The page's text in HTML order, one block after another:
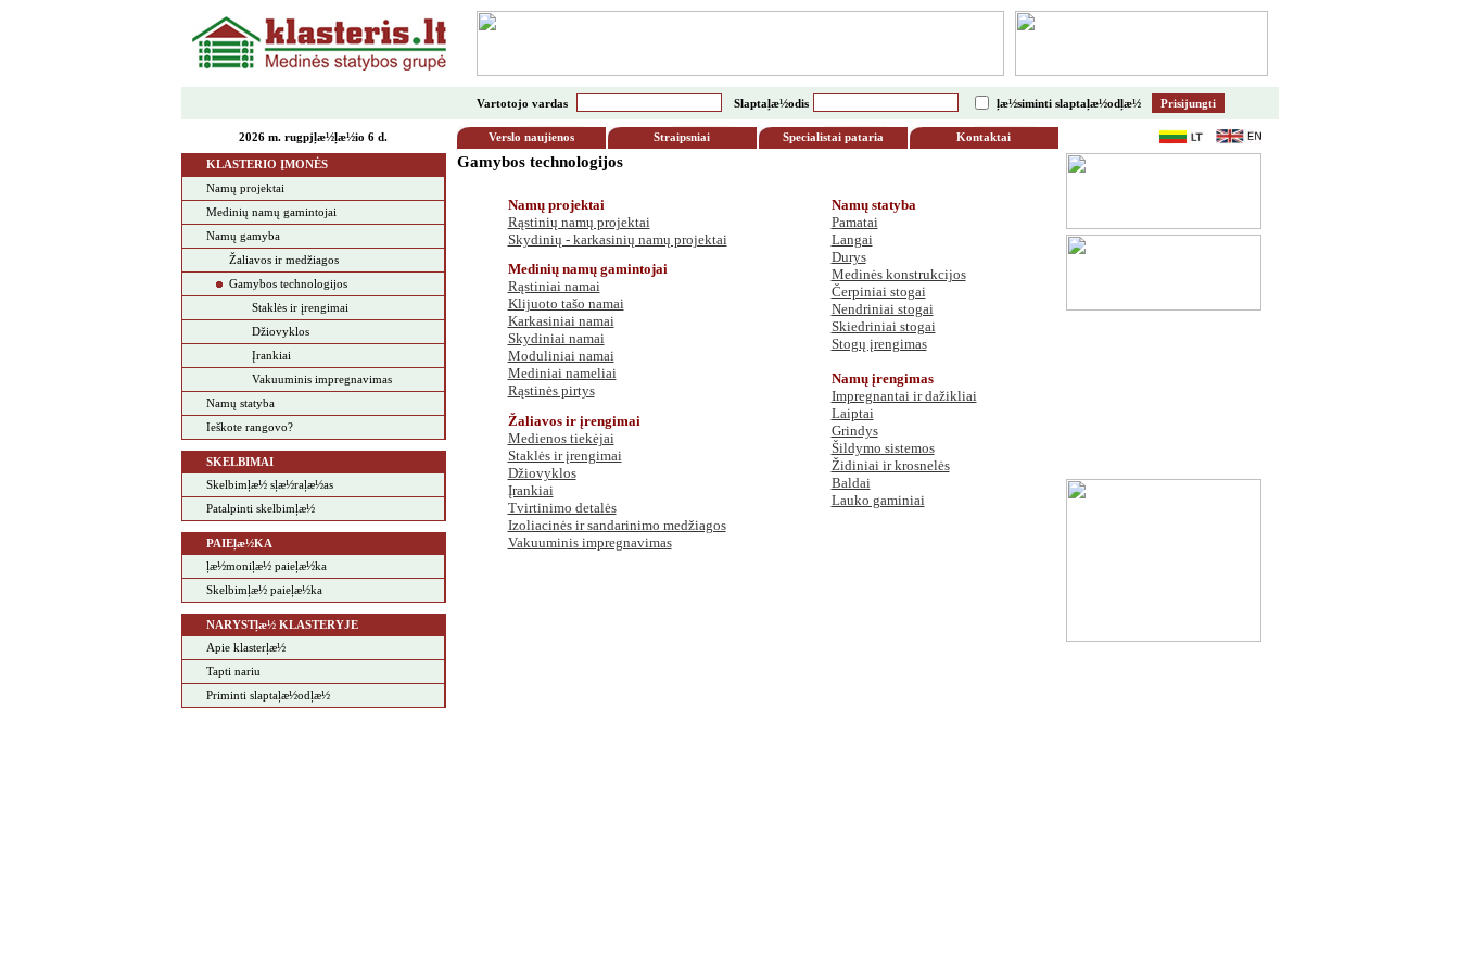
Vartotojo vardas Slaptaļæ½odis ļæ½siminti slaptaļæ½odļæ½
2026 m. rugpjļæ½ļæ½io 6 d. Verslo naujienos Straipsniai Specialistai pataria Kontaktai
KLASTERIO ĮMONĖS
Namų projektai
Medinių namų gamintojai
Namų gamyba
Žaliavos ir medžiagos
Gamybos technologijos
Staklės ir įrengimai
Džiovyklos
Įrankiai
Vakuuminis impregnavimas
Namų statyba
Ieškote rangovo?
SKELBIMAI
Skelbimļæ½ sļæ½raļæ½as
Patalpinti skelbimļæ½
PAIEļæ½KA
ļæ½moniļæ½ paieļæ½ka
Skelbimļæ½ paieļæ½ka
NARYSTļæ½ KLASTERYJE
Apie klasterļæ½
Tapti nariu
Priminti slaptaļæ½odļæ½
Gamybos technologijos
Namų projektai
Rąstinių namų projektai
Skydinių - karkasinių namų projektai
Medinių namų gamintojai
Rąstiniai namai
Klijuoto tašo namai
Karkasiniai namai
Skydiniai namai
Moduliniai namai
Mediniai nameliai
Rąstinės pirtys
Žaliavos ir įrengimai
Medienos tiekėjai
Staklės ir įrengimai
Džiovyklos
Įrankiai
Tvirtinimo detalės
Izoliacinės ir sandarinimo medžiagos
Vakuuminis impregnavimas
Namų statyba
Pamatai
Langai
Durys
Medinės konstrukcijos
Čerpiniai stogai
Nendriniai stogai
Skiedriniai stogai
Stogų įrengimas
Namų įrengimas
Impregnantai ir dažikliai
Laiptai
Grindys
Šildymo sistemos
Židiniai ir krosnelės
Baldai
Lauko gaminiai